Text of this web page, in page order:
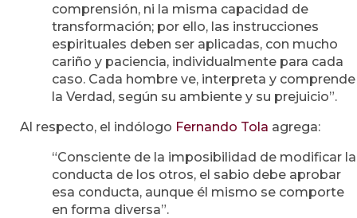
comprensión, ni la misma capacidad de
transformación; por ello, las instrucciones
espirituales deben ser aplicadas, con mucho
cariño y paciencia, individualmente para cada
caso. Cada hombre ve, interpreta y comprende
la Verdad, según su ambiente y su prejuicio”.
Al respecto, el indólogo Fernando Tola agrega:
“Consciente de la imposibilidad de modificar la
conducta de los otros, el sabio debe aprobar
esa conducta, aunque él mismo se comporte
en forma diversa”.